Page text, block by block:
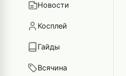
Новости
Косплей
Гайды
Всячина